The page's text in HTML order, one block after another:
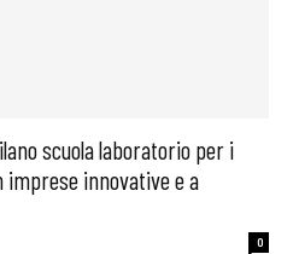
scuola laboratorio per i
innovative e a
0